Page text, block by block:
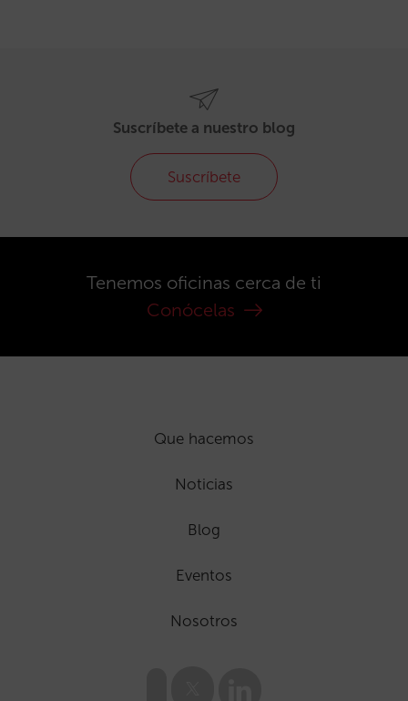
Suscríbete a nuestro blog
Suscríbete
Tenemos oficinas cerca de ti
Conócelas
Que hacemos
Noticias
Blog
Eventos
Nosotros